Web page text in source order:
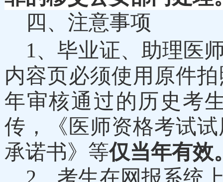
四 、 注意事项
1、毕业证、助理医
内容页必须使用原件
年审核通过的历史考
传，《医师资格考试
承诺书》等仅当年有效